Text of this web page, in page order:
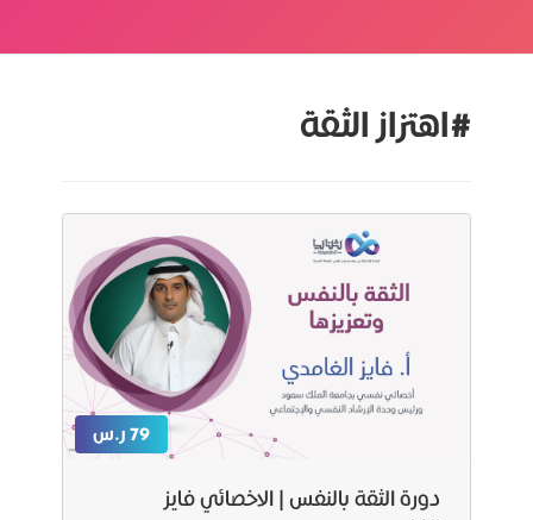
#اهتزاز الثقة
79 ر.س
دورة الثقة بالنفس | الاخصائي فايز